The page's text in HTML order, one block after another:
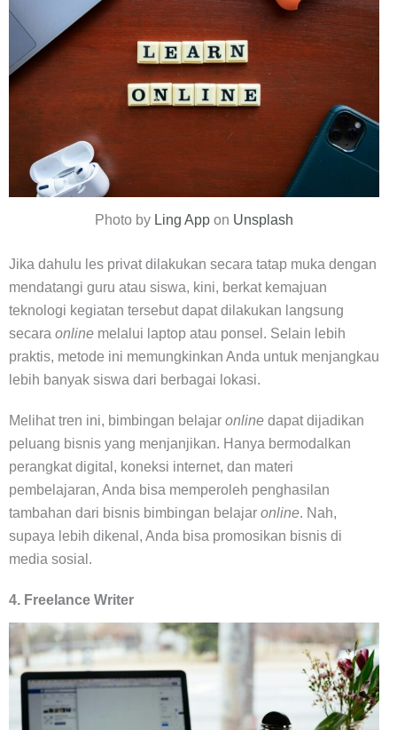
Photo by Ling App on Unsplash
Jika dahulu les privat dilakukan secara tatap muka dengan
mendatangi guru atau siswa, kini, berkat kemajuan
teknologi kegiatan tersebut dapat dilakukan langsung
secara online melalui laptop atau ponsel. Selain lebih
praktis, metode ini memungkinkan Anda untuk menjangkau
lebih banyak siswa dari berbagai lokasi.
Melihat tren ini, bimbingan belajar online dapat dijadikan
peluang bisnis yang menjanjikan. Hanya bermodalkan
perangkat digital, koneksi internet, dan materi
pembelajaran, Anda bisa memperoleh penghasilan
tambahan dari bisnis bimbingan belajar online. Nah,
supaya lebih dikenal, Anda bisa promosikan bisnis di
media sosial.
4. Freelance Writer